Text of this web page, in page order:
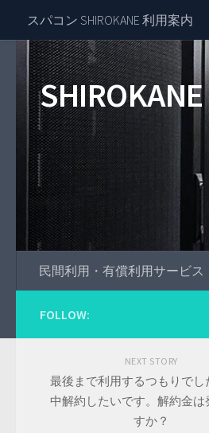
Skip to content
スパコン SHIROKANE 利用案内
SHIROKANE
民間利用・有償利用サービス
FOLLOW:
NEXT STORY
最後まで利用するつもりでし
中解約したいです。解約金は
すか？